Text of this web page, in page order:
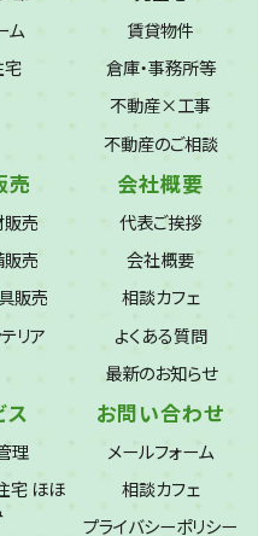
ム
宅
賃貸物件
倉庫・事務所等
不動産×工事
不動産のご相談
売
売
売
販売
リア
会社概要
代表ご挨拶
会社概要
相談カフェ
よくある質問
最新のお知らせ
ス
理
宅 ほほ
お問い合わせ
メールフォーム
相談カフェ
プライバシーポリシー